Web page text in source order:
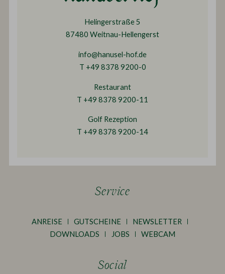
Helingerstraße 5
87480 Weitnau-Hellengerst
info@hanusel-hof.de
T +49 8378 9200-0
Restaurant
T +49 8378 9200-11
Golf Rezeption
T +49 8378 9200-14
Service
ANREISE GUTSCHEINE
NEWSLETTER
DOWNLOADS
JOBS WEBCAM
Social